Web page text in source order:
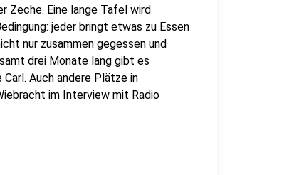
Zeche. Eine lange Tafel wird
jeder bringt etwas zu Essen
nur zusammen gegessen und
drei Monate lang gibt es
Auch andere Plätze in
im Interview mit Radio